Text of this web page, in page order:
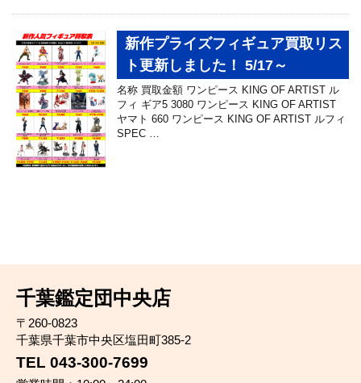
新作プライズフィギュア買取リス
ト更新しました！ 5/17～
名称 買取金額 ワンピース KING OF ARTIST ル
フィ ギア5 3080 ワンピース KING OF ARTIST
ヤマト 660 ワンピース KING OF ARTIST ルフィ
SPEC …
千葉鑑定団中央店
〒260-0823
千葉県千葉市中央区塩田町385-2
TEL 043-300-7699